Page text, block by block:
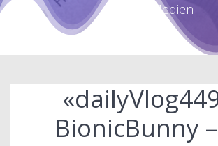
PR & Medien
BionicBunny